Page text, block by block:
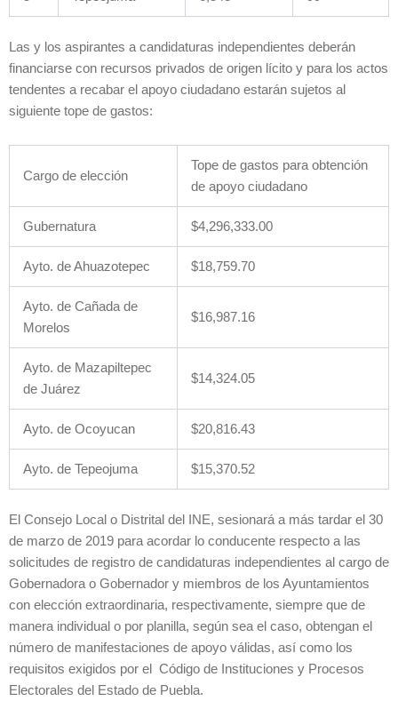
Las y los aspirantes a candidaturas independientes deberán
financiarse con recursos privados de origen lícito y para los actos
tendentes a recabar el apoyo ciudadano estarán sujetos al
siguiente tope de gastos:
Cargo de elección
Tope de gastos para obtención
de apoyo ciudadano
Gubernatura $4,296,333.00
Ayto. de Ahuazotepec $18,759.70
Ayto. de Cañada de
Morelos
$16,987.16
Ayto. de Mazapiltepec
de Juárez
$14,324.05
Ayto. de Ocoyucan $20,816.43
Ayto. de Tepeojuma $15,370.52
El Consejo Local o Distrital del INE, sesionará a más tardar el 30
de marzo de 2019 para acordar lo conducente respecto a las
solicitudes de registro de candidaturas independientes al cargo de
Gobernadora o Gobernador y miembros de los Ayuntamientos
con elección extraordinaria, respectivamente, siempre que de
manera individual o por planilla, según sea el caso, obtengan el
número de manifestaciones de apoyo válidas, así como los
requisitos exigidos por el Código de Instituciones y Procesos
Electorales del Estado de Puebla.